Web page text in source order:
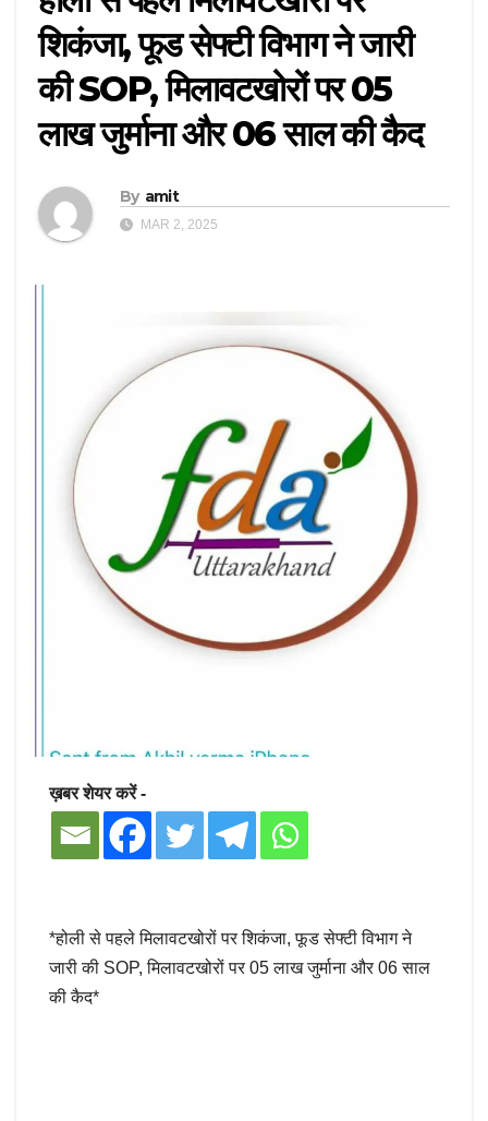
शिकंजा, फूड सेफ्टी विभाग ने जारी
की SOP, मिलावटखोरों पर 05
लाख जुर्माना और 06 साल की कैद
By amit
MAR 2, 2025
ख़बर शेयर करें -
*होली से पहले मिलावटखोरों पर शिकंजा, फूड सेफ्टी विभाग ने
जारी की SOP, मिलावटखोरों पर 05 लाख जुर्माना और 06 साल
की कैद*